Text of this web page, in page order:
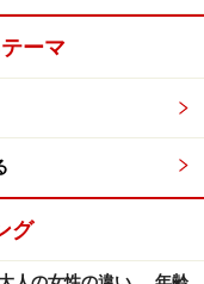
回し。まずはあな
であれば、潮時か
必要かも。だから
ーマ
グ